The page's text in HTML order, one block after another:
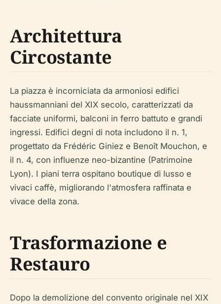
Architettura
Circostante
La piazza è incorniciata da armoniosi edifici
haussmanniani del XIX secolo, caratterizzati da
facciate uniformi, balconi in ferro battuto e grandi
ingressi. Edifici degni di nota includono il n. 1,
progettato da Frédéric Giniez e Benoît Mouchon, e
il n. 4, con influenze neo-bizantine (Patrimoine
Lyon). I piani terra ospitano boutique di lusso e
vivaci caffè, migliorando l'atmosfera raffinata e
vivace della zona.
Trasformazione e
Restauro
Dopo la demolizione del convento originale nel XIX